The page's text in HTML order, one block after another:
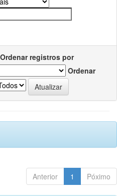
Ordenar registros por
Ordenar
Anterior 1 Póximo